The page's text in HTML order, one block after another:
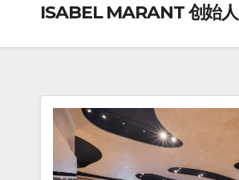
ISABEL MARANT 创始